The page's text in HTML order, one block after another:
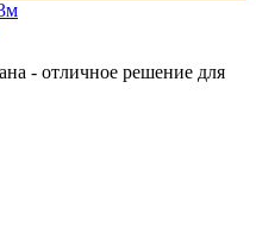
- отличное решение для